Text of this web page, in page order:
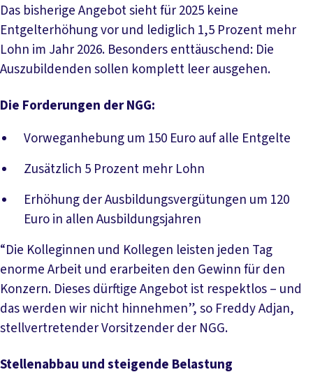
Das bisherige Angebot sieht für 2025 keine
Entgelterhöhung vor und lediglich 1,5 Prozent mehr
Lohn im Jahr 2026. Besonders enttäuschend: Die
Auszubildenden sollen komplett leer ausgehen.
Die Forderungen der NGG:
Vorweganhebung um 150 Euro auf alle Entgelte
Zusätzlich 5 Prozent mehr Lohn
Erhöhung der Ausbildungsvergütungen um 120
Euro in allen Ausbildungsjahren
“Die Kolleginnen und Kollegen leisten jeden Tag
enorme Arbeit und erarbeiten den Gewinn für den
Konzern. Dieses dürftige Angebot ist respektlos – und
das werden wir nicht hinnehmen”, so Freddy Adjan,
stellvertretender Vorsitzender der NGG.
Stellenabbau und steigende Belastung